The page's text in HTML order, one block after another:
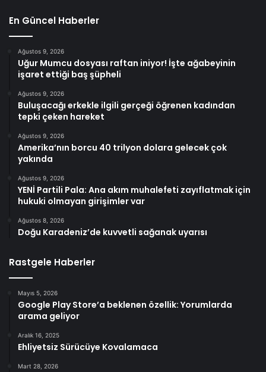
En Güncel Haberler
Ağustos 9, 2026
Uğur Mumcu dosyası raftan iniyor! İşte ağabeyinin
işaret ettiği baş şüpheli
Ağustos 9, 2026
Buluşacağı erkekle ilgili gerçeği öğrenen kadından
tepki çeken hareket
Ağustos 9, 2026
Amerika’nın borcu 40 trilyon dolara gelecek çok
yakında
Ağustos 9, 2026
YENİ Partili Pala: Ana akım muhalefeti zayıflatmak için
hukuki olmayan girişimler var
Ağustos 8, 2026
Doğu Karadeniz’de kuvvetli sağanak uyarısı
Rastgele Haberler
Mayıs 5, 2026
Google Play Store’a beklenen özellik: Yorumlarda
arama geliyor
Aralık 16, 2025
Ehliyetsiz Sürücüye Kovalamaca
Mart 28, 2026